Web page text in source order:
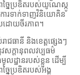
ច្នៃប្រឌិតរបស់យូណេស្កូ
ងការទាក់ទាញវិនិយោគិន
បដោយចីរភាព។
ជធានី និង​ខេត្តផ្សេងៗ
វសក្តានុពលវប្បធម៌
លដ្ឋានរបស់ខ្លួន ដើម្បី
ៃប្រឌិតរបស់អង្គ